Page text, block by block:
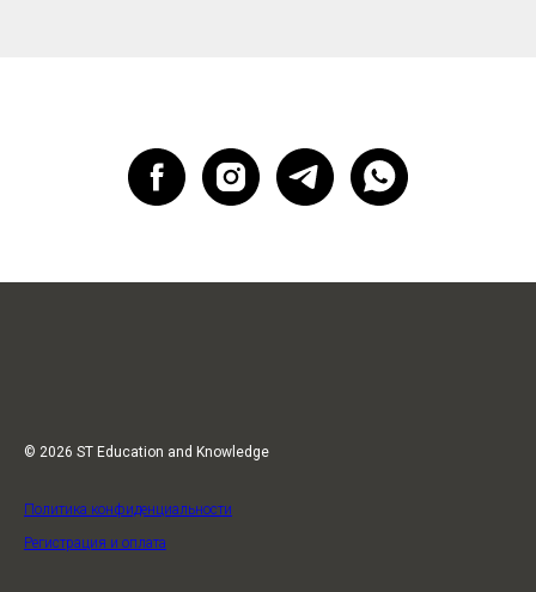
© 2026 ST Education and Knowledge
Политика конфиденциальности
Регистрация и оплата